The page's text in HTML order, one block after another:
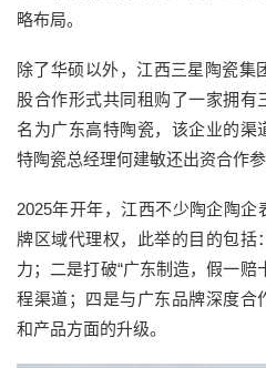
略布局。
除了华硕以外，江西三星陶瓷集
股合作形式共同租购了一家拥有
名为广东高特陶瓷，该企业的渠
特陶瓷总经理何建敏还出资合作
2025年开年，江西不少陶企陶
牌区域代理权，此举的目的包括
力；二是打破“广东制造，假一赔
程渠道；四是与广东品牌深度合
和产品方面的升级。